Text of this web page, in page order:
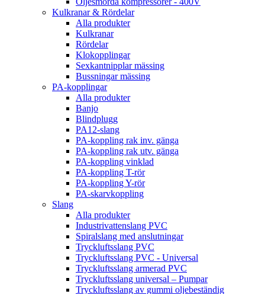
Kulkranar & Rördelar
Alla produkter
Kulkranar
Rördelar
Klokopplingar
Sexkantnipplar mässing
Bussningar mässing
PA-kopplingar
Alla produkter
Banjo
Blindplugg
PA12-slang
PA-koppling rak inv. gänga
PA-koppling rak utv. gänga
PA-koppling vinklad
PA-koppling T-rör
PA-koppling Y-rör
PA-skarvkoppling
Slang
Alla produkter
Industrivattenslang PVC
Spiralslang med anslutningar
Tryckluftsslang PVC
Tryckluftsslang PVC - Universal
Tryckluftsslang armerad PVC
Tryckluftsslang universal – Pumpar
Tryckluftsslang av gummi oljebeständig